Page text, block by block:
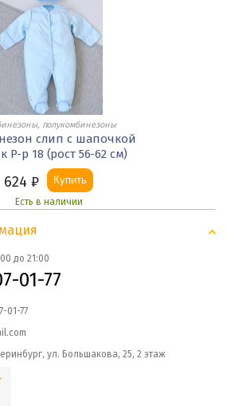
полукомбинезоны
слип с шапочкой
Р-р 18 (рост 56-62 см)
624 ₽ Купить
Есть в наличии
до 21:00
01-77
01-77
ул. Большакова, 25, 2 этаж